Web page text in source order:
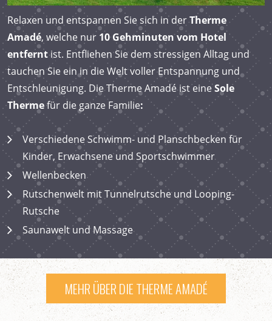
Relaxen und entspannen Sie sich in derTherme
Amadé, welche nur 10 Gehminuten vom Hotel
entferntist. Entfliehen Sie dem stressigen Alltag und
tauchen Sie ein in die Welt voller Entspannung und
Entschleunigung. Die Therme Amadé ist eineSole
Thermefür die ganze Familie:
Verschiedene Schwimm- und Planschbecken für
Kinder, Erwachsene und Sportschwimmer
Wellenbecken
Rutschenwelt mit Tunnelrutsche und Looping-
Rutsche
Saunawelt und Massage
MEHR ÜBER DIE THERME AMADÉ